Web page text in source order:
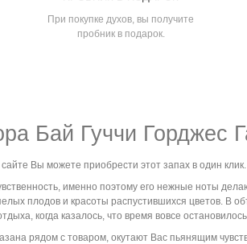
При покупке духов, вы получите
пробник в подарок.
Бай Гуччи Горджес
Вы можете приобрести этот запах в один клик.
именно поэтому его нежные ноты
плодов и красоты распустившихся цветов. В
когда казалось, что время вовсе
рядом с товаром, окутают Вас пьянящим